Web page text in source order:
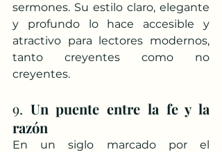
sermones. Su estilo claro, elegante
y profundo lo hace accesible y
atractivo para lectores modernos,
tanto creyentes como no
creyentes.
9. Un puente entre la fe y la
razón
En un siglo marcado por el